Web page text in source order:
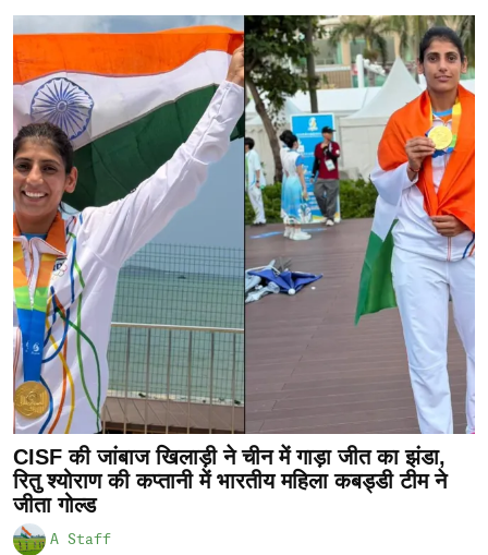
CISF की जांबाज खिलाड़ी ने चीन में गाड़ा जीत का झंडा,
रितु श्योराण की कप्तानी में भारतीय महिला कबड्डी टीम ने
जीता गोल्ड
A Staff